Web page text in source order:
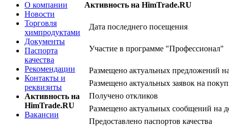
О компании
Новости
Торговля
химпродуктами
Документы
Паспорта
качества
Рекомендации
Контакты и
реквизиты
Активность на
HimTrade.RU
Вакансии
Активность на HimTrade.RU
Дата последнего посещения
Участие в программе "Профессионал"
Размещено актуальных предложений
Размещено актуальных заявок на
Получено откликов
Размещено актуальных сообщений на
Предоставлено паспортов качества